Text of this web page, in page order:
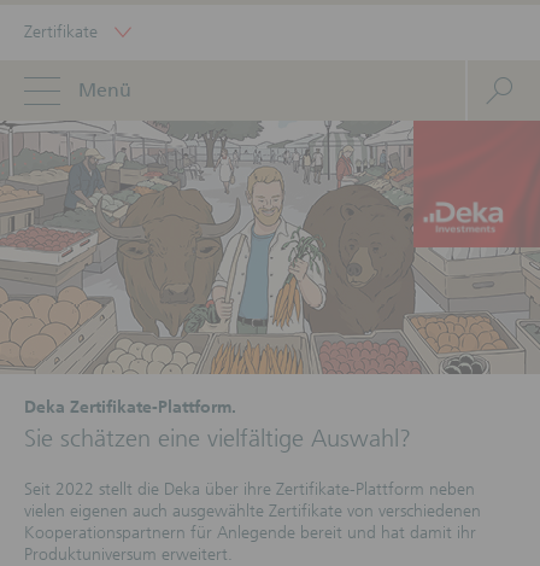
Zertifikate
Menü
Deka Zertifikate-Plattform.
Sie schätzen eine vielfältige Auswahl?
Seit 2022 stellt die Deka über ihre Zertifikate-Plattform neben
vielen eigenen auch ausgewählte Zertifikate von verschiedenen
Kooperationspartnern für Anlegende bereit und hat damit ihr
Produktuniversum erweitert.